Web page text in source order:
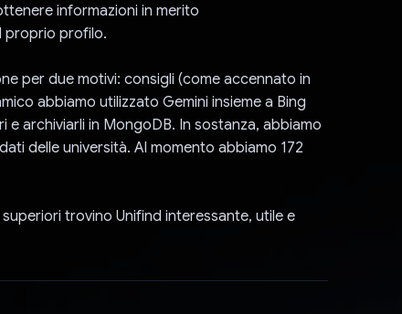
informazioni in merito
proprio profilo.
per due motivi: consigli (come accennato in
abbiamo utilizzato Gemini insieme a Bing
archiviarli in MongoDB. In sostanza, abbiamo
delle università. Al momento abbiamo 172
trovino Unifind interessante, utile e